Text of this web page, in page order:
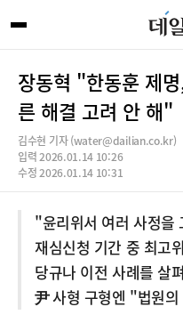
장동혁 "한동훈 제
른 해결 고려 안 해"
김수현 기자 (water@dailian.co.kr)
입력 2026.01.14 10:26
수정 2026.01.14 10:31
"윤리위서 여러 사정을
재심신청 기간 중 최고
당규나 이전 사례를 살
尹 사형 구형엔 "법원